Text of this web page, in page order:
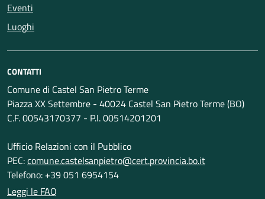
Eventi
Luoghi
CONTATTI
Comune di Castel San Pietro Terme
Piazza XX Settembre - 40024 Castel San Pietro Terme (BO)
C.F. 00543170377 - P.I. 00514201201
Ufficio Relazioni con il Pubblico
PEC:comune.castelsanpietro@cert.provincia.bo.it
Telefono: +39 051 6954154
Leggi le FAQ